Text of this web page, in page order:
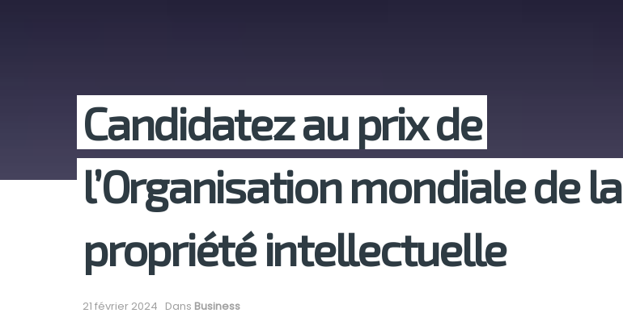
Candidatez au prix de
l’Organisation mondiale de la
propriété intellectuelle
21 février 2024 Dans Business